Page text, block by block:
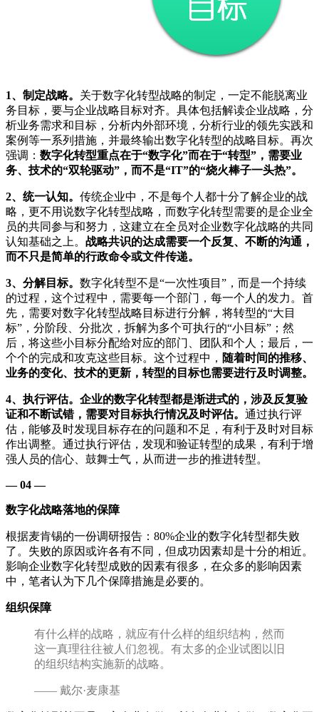
1、制定战略。 关于数字化转型战略的制定，一定不能脱离业
务目标，要与企业战略目标对齐。具体包括解读企业战略，分
析业务需求和目标，分析内外部环境，分析行业的领先实践和
案例等一系列措施，并最终输出数字化转型的战略目标。再次
强调： 数字化转型重点在于“数字化”而在于“转型”，需要业
务、技术的“双轮驱动”，而不是“IT”的“烧火棒子一头热”。
2、统一认知。 传统企业中，不是每个人都十分了解企业的战
略，更不用说数字化转型战略，而数字化转型需要的是企业全
员的共同参与和努力，这建立在全员对企业数字化战略的共同
认知基础之上。 战略共识的达成需要一个反复、不断的沟通，
而不只是简单的行政命令或文件传递。
3、分解目标。 数字化转型不是“一次性项目”，而是一个持续
的过程，这个过程中，需要每一个部门，每一个人的发力。首
先，需要对数字化转型战略目标进行分解，将转型的“大目
标”，分阶段、分批次，拆解为多个可执行的“小目标”；然
后，将这些小目标分配给对应的部门、团队和个人；最后，一
个个的完成和攻克这些目标。这个过程中， 随着时间的推移、
业务的变化、技术的更新，转型的目标也需要进行及时调整。
4、执行评估。企业的数字化转型都是渐进式的，涉及反复验
证和不断试错，需要对目标执行情况及时评估。 通过执行评
估，能够及时发现目标存在的问题和不足，有利于及时对目标
作出调整。通过执行评估，发现和验证转型的成果，有利于增
强人员的信心、鼓舞士气，从而进一步的推进转型。
— 04 —
数字化战略落地的保障
根据麦肯锡的一份调研报告：80%企业的数字化转型都失败
了。失败的原因或许各有不同，但成功因素却是十分的相近。
影响企业数字化转型成败的因素有很多，在众多的影响因素
中，笔者认为下几个保障措施是必要的。
组织保障
有什么样的战略，就应有什么样的组织结构，然而
这一真理往往被人们忽视。有太多的企业试图以旧
的组织结构实施新的战略。
—— 戴尔·麦康基